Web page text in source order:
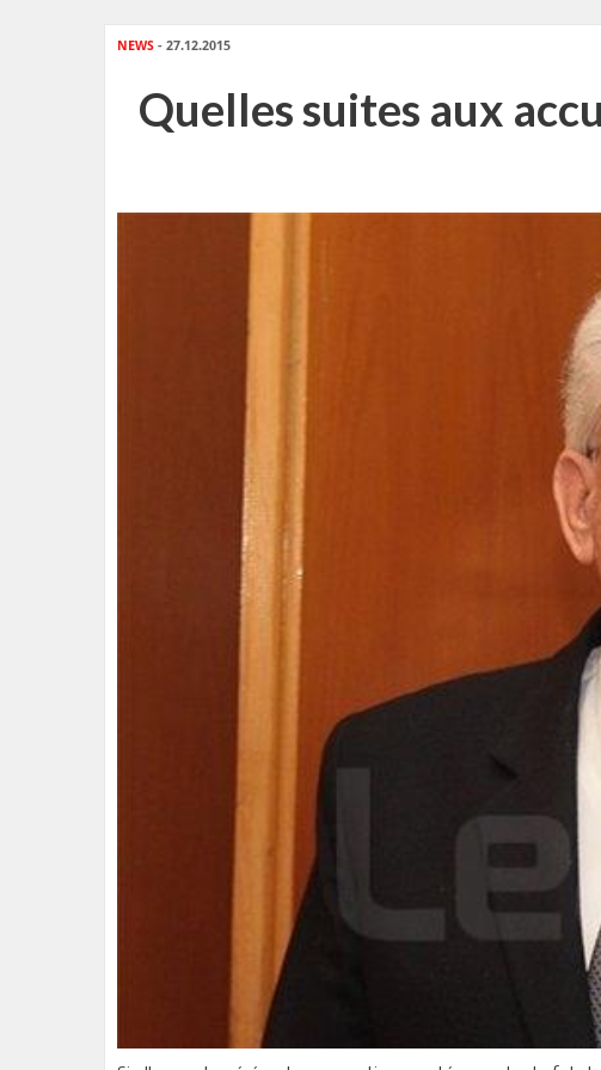
NEWS - 27.12.2015
Quelles suites aux